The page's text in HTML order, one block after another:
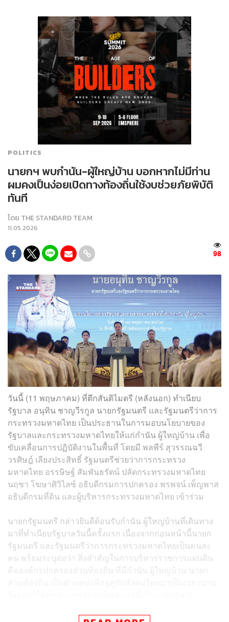
POLITICS
นายกฯ พบกำนัน-ผู้ใหญ่บ้าน บอกหากไม่มีท่าน
ผมคงเป็นง่อยเปิดทางท้องถิ่นใช้งบช่วยภัยพิบัติ
ทันที
โดย THE STANDARD TEAM
11.05.2026
98
วันนี้ (11 พฤษภาคม) ที่ตึกสันติไมตรี (หลังนอก) ทำเนียบ
รัฐบาล อนุทิน ชาญวีรกูล นายกรัฐมนตรี และรัฐมนตรีว่าการ
กระทรวงมหาดไทย เป็นประธานในการมอบนโยบายของ
รัฐบาลและกระทรวงมหาดไทยให้แก่กำนัน ผู้ใหญ่บ้าน เพื่อ
ขับเคลื่อนการปฏิบัติงานในพื้นที่ โดยมี พลพีร์ สุวรรณฉวี
วรศิษฎ์ เลียงประสิทธิ์ รัฐมนตรีช่วยว่าการกระทรวง
มหาดไทย อรรษิษฐ์ สัมพันธรัตน์ ปลัดกระทรวงมหาดไทย
นฤชา โฆษาศิวิไลซ์ อธิบดีกรมการปกครอง พรพจน์ เพ็ญพาส
อธิบดีกรมที่ดิน และผู้บริหารกระทรวงมหาดไทย เข้าร่วม
นายกรัฐมนตรี กล่าวยินดีต้อนรับกำนัน ผู้ใหญ่บ้านที่เดินทาง
มาที่ทำเนียบรัฐบาลวันนี้ครั้งแรก เนื่องจากก่อนหน้านี้นายก
รัฐมนตรี และรัฐมนตรีว่าการกระทรวงมหาดไทยเป็นคนละ
คน พร้อมระบุต่อว่า สิ่งสำคัญในการบริหารราชการแผ่นดิน
คือองค์กรปกครองส่วนท้องถิ่น ที่มีกำนัน ผู้ใหญ่บ้าน นายก
ราษฎร เป็นบุคคลกลุ่มแรกที่เมื่อราษฎรเจอทุกข์จะนึกถึงและ